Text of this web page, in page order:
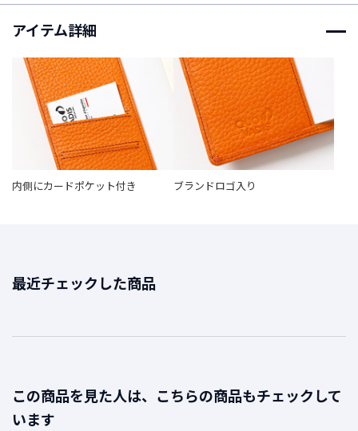
g
r
a
m
b
アイテム詳細
内側にカードポケット付き ブランドロゴ入り
最近チェックした商品
この商品を見た人は、こちらの商品もチェックして
います